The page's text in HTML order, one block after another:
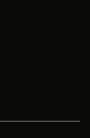
in a new tab
tab
tab
a new tab